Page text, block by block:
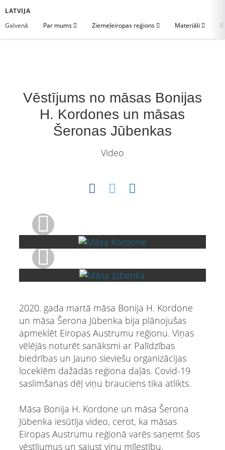
LATVIJA
Galvenā
Par mums Ziemeļeiropas reģions Materiāli
Vēstījums no māsas Bonijas
H. Kordones un māsas
Šeronas Jūbenkas
Video
2020. gada martā māsa Bonija H. Kordone
un māsa Šerona Jūbenka bija plānojušas
apmeklēt Eiropas Austrumu reģionu. Viņas
vēlējās noturēt sanāksmi ar Palīdzības
biedrības un Jauno sieviešu organizācijas
loceklēm dažādās reģiona daļās. Covid-19
saslimšanas dēļ viņu brauciens tika atlikts.
Māsa Bonija H. Kordone un māsa Šerona
Jūbenka iesūtīja video, cerot, ka māsas
Eiropas Austrumu reģionā varēs saņemt šos
vēstījumus un sajust viņu mīlestību.